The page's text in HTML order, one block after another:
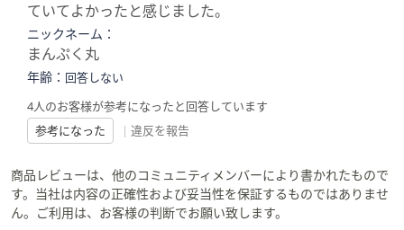
ていてよかったと感じました。
ニックネーム：
まんぷく丸
年齢： 回答しない
4人のお客様が参考になったと回答しています
参考になった
| 違反を報告
商品レビューは、他のコミュニティメンバーにより書かれたもので
す。当社は内容の正確性および妥当性を保証するものではありませ
ん。ご利用は、お客様の判断でお願い致します。